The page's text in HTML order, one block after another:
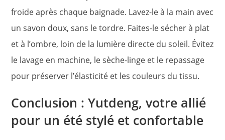
froide après chaque baignade. Lavez-le à la main avec
un savon doux, sans le tordre. Faites-le sécher à plat
et à l’ombre, loin de la lumière directe du soleil. Évitez
le lavage en machine, le sèche-linge et le repassage
pour préserver l’élasticité et les couleurs du tissu.
Conclusion : Yutdeng, votre allié
pour un été stylé et confortable